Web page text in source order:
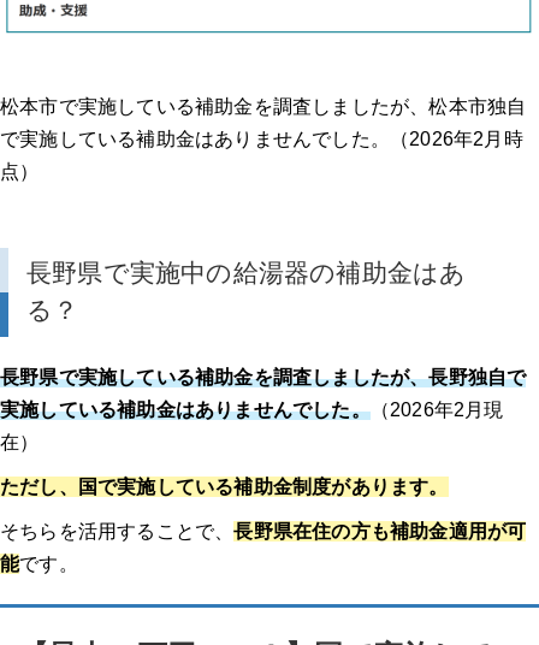
7月のエコキュートトラブルに要注意！夏本番の湯切れを避けたい方へ
なぜ7月がエコキュートの見直しに適しているのか
松本市で実施している補助金を調査しましたが、松本市独自
で実施している補助金はありませんでした。（2026年2月時
点）
長野県で実施中の給湯器の補助金はあ
る？
長野県で実施している補助金を調査しましたが、長野独自で
実施している補助金はありませんでした。（2026年2月現
在）
ただし、国で実施している補助金制度があります。
そちらを活用することで、長野県在住の方も補助金適用が可
能です。